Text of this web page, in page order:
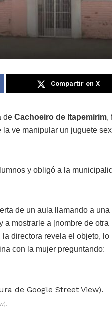
Compartir en X
de Cachoeiro de Itapemirim,
ve manipular un juguete
y obligó a la
de un aula llamando a una
a mostrarle a [nombre de otra
directora revela el objeto, lo
con la mujer preguntando: